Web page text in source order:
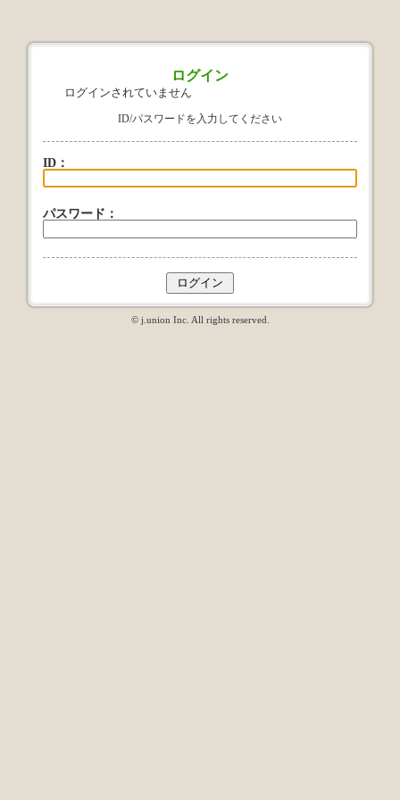
ログイン
ログインされていません
ID/パスワードを入力してください
ID：
パスワード：
© j.union Inc. All rights reserved.